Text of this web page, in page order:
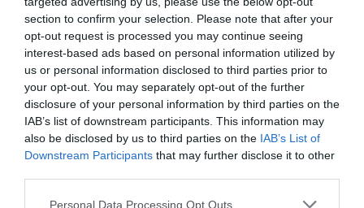
section to confirm your selection. Please note that after your
opt-out request is processed you may continue seeing
interest-based ads based on personal information utilized by
us or personal information disclosed to third parties prior to
your opt-out. You may separately opt-out of the further
disclosure of your personal information by third parties on the
IAB’s list of downstream participants. This information may
also be disclosed by us to third parties on the IAB’s List of
Downstream Participants that may further disclose it to other
Personal Data Processing Opt Outs
Italia, furau hainele de la Caritas destinate
săracilor: doi români, tată și fiu, surprinși cu 500 de
saci de marfă
Duceau în România tractoare, motocositoare și
panouri fotovoltaice, toate furate. Opt persoane